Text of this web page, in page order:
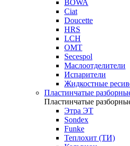
BOWA
Ciat
Doucette
HRS
LCH
OMT
Secespol
Маслоотделители
Испарители
Жидкостные
Пластинчатые
Пластинчатые
Этра ЭТ
Sondex
Funke
Теплохит (ТИ)